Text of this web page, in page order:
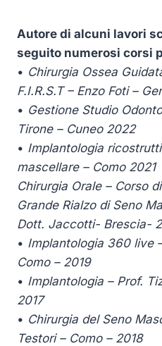
Autore di alcuni lavori
seguito numerosi corsi
• Chirurgia Ossea
F.I.R.S.T – Enzo Foti –
• Gestione Studio
Tirone – Cuneo 2022
• Implantologia
mascellare – Como 2021
Chirurgia Orale – Corso
Grande Rialzo di Seno
Dott. Jaccotti- Brescia-
• Implantologia 360 live
Como – 2019
• Implantologia – Prof.
2017
• Chirurgia del Seno
Testori – Como – 2018